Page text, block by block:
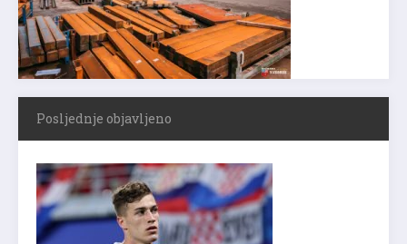
Posljednje objavljeno